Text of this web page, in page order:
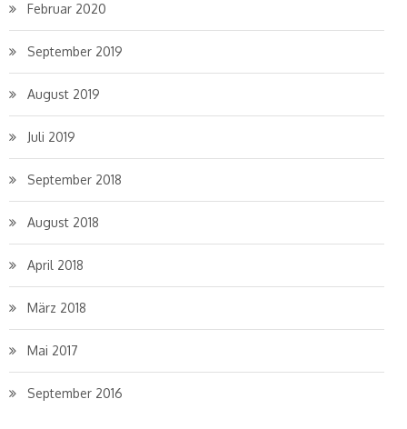
Februar 2020
September 2019
August 2019
Juli 2019
September 2018
August 2018
April 2018
März 2018
Mai 2017
September 2016